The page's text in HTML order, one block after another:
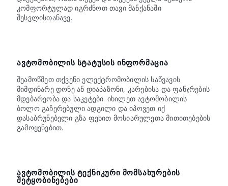
კომფორტულად იგრძნოთ თავი მანქანაში
შესვლისთანავე.
ᲐᲕᲢᲝᲛᲝᲑᲘᲚᲘᲡ ᲡᲢᲐᲢᲣᲡᲘᲡ ᲘᲜᲤᲝᲠᲛᲐᲪᲘᲐ
შეამოწმეთ თქვენი ელექტრომობილის საწვავის
მიმდინარე დონე ან დიაპაზონი, კარებისა და ფანჯრების
მდებარეობა და საკეტები. იხილეთ ავტომობილის
ბოლო გაჩერებული ადგილი და იპოვეთ იქ
დასაბრუნებელი გზა ფეხით მოსიარულეთა მითითებების
გამოყენებით.
ᲐᲕᲢᲝᲛᲝᲑᲘᲚᲘᲡ ᲢᲔᲥᲜᲘᲙᲣᲠᲘ ᲛᲝᲛᲡᲐᲮᲣᲠᲔᲑᲘᲡ
ᲨᲔᲢᲧᲝᲑᲘᲜᲔᲑᲔᲑᲘ